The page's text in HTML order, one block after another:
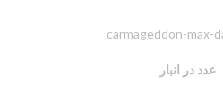
carmageddon-max-